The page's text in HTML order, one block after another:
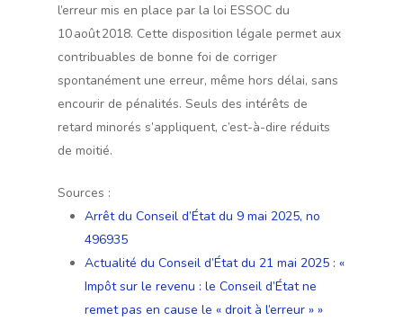
l’erreur mis en place par la loi ESSOC du
10 août 2018. Cette disposition légale permet aux
contribuables de bonne foi de corriger
spontanément une erreur, même hors délai, sans
encourir de pénalités. Seuls des intérêts de
retard minorés s’appliquent, c’est-à-dire réduits
de moitié.
Sources :
Arrêt du Conseil d’État du 9 mai 2025, no
496935
Actualité du Conseil d’État du 21 mai 2025 : «
Impôt sur le revenu : le Conseil d’État ne
remet pas en cause le « droit à l’erreur » »